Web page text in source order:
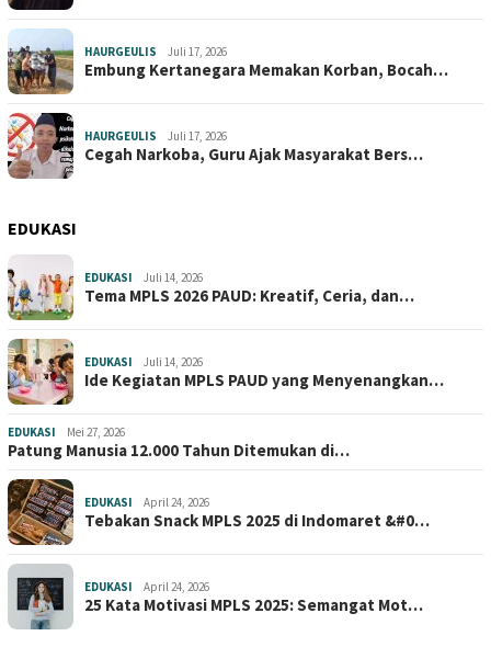
HAURGEULIS Juli 17, 2026
Embung Kertanegara Memakan Korban, Bocah…
HAURGEULIS Juli 17, 2026
Cegah Narkoba, Guru Ajak Masyarakat Bers…
EDUKASI
EDUKASI Juli 14, 2026
Tema MPLS 2026 PAUD: Kreatif, Ceria, dan…
EDUKASI Juli 14, 2026
Ide Kegiatan MPLS PAUD yang Menyenangkan…
EDUKASI Mei 27, 2026
Patung Manusia 12.000 Tahun Ditemukan di…
EDUKASI April 24, 2026
Tebakan Snack MPLS 2025 di Indomaret &#0…
EDUKASI April 24, 2026
25 Kata Motivasi MPLS 2025: Semangat Mot…